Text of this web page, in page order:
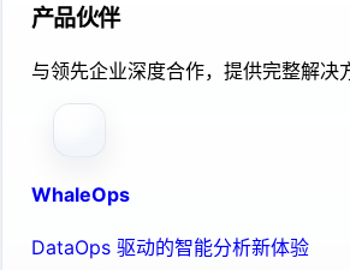
产品伙伴
与领先企业深度合作，提供完整解决
WhaleOps
DataOps 驱动的智能分析新体验